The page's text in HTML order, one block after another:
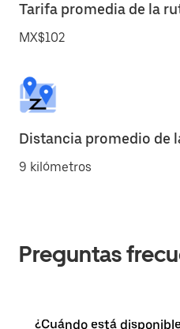
Tarifa promedia de la
MX$102
Distancia promedio de
9 kilómetros
Preguntas
¿Cuándo está